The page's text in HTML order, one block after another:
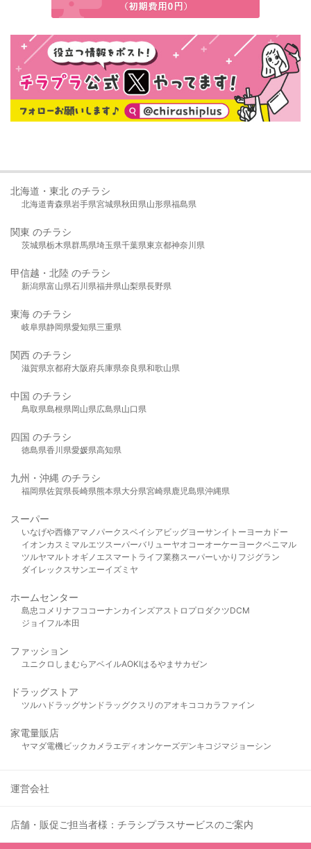
北海道・東北 のチラシ
北海道青森県岩手県宮城県秋田県山形県福島県
関東 のチラシ
茨城県栃木県群馬県埼玉県千葉県東京都神奈川県
甲信越・北陸 のチラシ
新潟県富山県石川県福井県山梨県長野県
東海 のチラシ
岐阜県静岡県愛知県三重県
関西 のチラシ
滋賀県京都府大阪府兵庫県奈良県和歌山県
中国 のチラシ
鳥取県島根県岡山県広島県山口県
四国 のチラシ
徳島県香川県愛媛県高知県
九州・沖縄 のチラシ
福岡県佐賀県長崎県熊本県大分県宮崎県鹿児島県沖縄県
スーパー
いなげや西條アマノパークスベイシア ビッグヨーサンイトーヨーカドー
イオンカスミ マルエツスーパーバリューヤオコーオーケー ヨークベニマル
ツルヤマルト オギノ エスマート ライフ業務スーパーいかり フジグラン
ダイレックスサンエーイズミヤ
ホームセンター
島忠 コメリ ナフコ コーナンカインズアストロプロダクツDCM
ジョイフル本田
ファッション
ユニクロ しまむら アベイルAOKIはるやま サカゼン
ドラッグストア
ツルハドラッグサンドラッグクスリのアオキ ココカラファイン
家電量販店
ヤマダ電機ビックカメラ エディオンケーズデンキ コジマジョーシン
運営会社
店舗・販促ご担当者様：チラシプラスサービスのご案内